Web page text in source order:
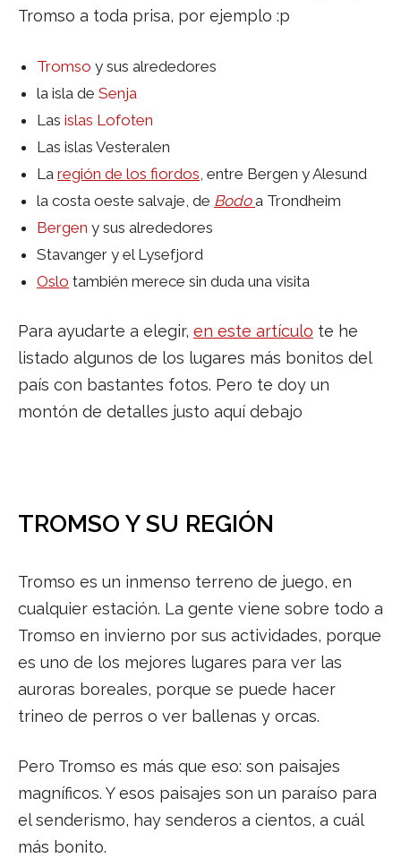
Tromso a toda prisa, por ejemplo :p
Tromso y sus alrededores
la isla de Senja
Las islas Lofoten
Las islas Vesteralen
La región de los fiordos, entre Bergen y Alesund
la costa oeste salvaje, de Bodo a Trondheim
Bergen y sus alrededores
Stavanger y el Lysefjord
Oslo también merece sin duda una visita
Para ayudarte a elegir, en este artículo te he
listado algunos de los lugares más bonitos del
país con bastantes fotos. Pero te doy un
montón de detalles justo aquí debajo
TROMSO Y SU REGIÓN
Tromso es un inmenso terreno de juego, en
cualquier estación. La gente viene sobre todo a
Tromso en invierno por sus actividades, porque
es uno de los mejores lugares para ver las
auroras boreales, porque se puede hacer
trineo de perros o ver ballenas y orcas.
Pero Tromso es más que eso: son paisajes
magníficos. Y esos paisajes son un paraíso para
el senderismo, hay senderos a cientos, a cuál
más bonito.